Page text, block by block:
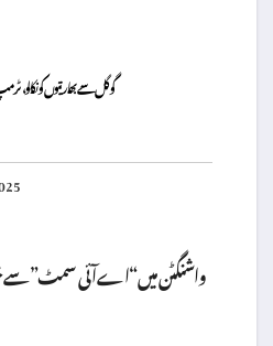
گوگل سے بھارتیوں کو
واشنگٹن میں “اے آئی سمٹ” سے